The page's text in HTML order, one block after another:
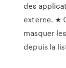
des
externe. ★
masquer
depuis la